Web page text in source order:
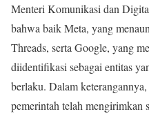
Menteri Komunikasi dan
bahwa baik Meta, yang
Threads, serta Google, yang
diidentifikasi sebagai entitas
berlaku. Dalam
pemerintah telah mengirimkan